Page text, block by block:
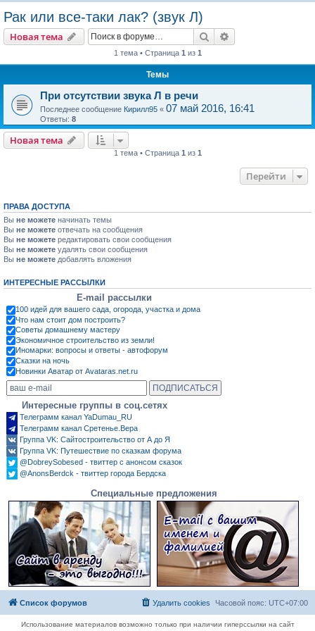
Рак или все-таки лак? (звук Л)
Новая тема Поиск
1 тема • Страница 1 из 1
Темы
При отсутствии звука Л в речи
Последнее сообщение Кирилл95 « 07 май 2016, 16:41
Ответы: 8
Новая тема
1 тема • Страница 1 из 1
Перейти
ПРАВА ДОСТУПА
Вы не можете начинать темы
Вы не можете отвечать на сообщения
Вы не можете редактировать свои сообщения
Вы не можете удалять свои сообщения
Вы не можете добавлять вложения
ИНТЕРЕСНЫЕ РАССЫЛКИ
E-mail рассылки
100 идей для вашего сада, огорода, участка и дома
Что нам стоит дом построить?
Советы домашнему мастеру
Экономичное строительство из земли!
Иномарки: вопросы и ответы - автофорум
Сказки на ночь
Новинки Аватар от Avataras.net.ru
Интересные группы в соц.сетях
Телеграмм канал YaDumau_RU
Телеграмм канал Сретенье.Вера
Группа VK: Сайтостроительство от А до Я
Группа VK: Путешествие по сказкам форума
@DobreySobesed - твиттер с анонсом сказок
@AnonsBerdck - твиттер города Бердска
Специальные предложения
Список форумов Часовой пояс: UTC+07:00
Удалить cookies
Использование материалов возможно только при наличии гиперссылки на сайт